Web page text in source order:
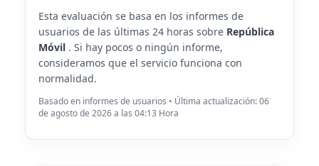
Esta evaluación se basa en los informes de
usuarios de las últimas 24 horas sobre República
Móvil . Si hay pocos o ningún informe,
consideramos que el servicio funciona con
normalidad.
Basado en informes de usuarios • Última actualización: 06
de agosto de 2026 a las 04:13 Hora